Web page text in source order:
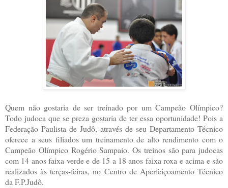
Quem não gostaria de ser treinado por um Campeão Olímpico?
Todo judoca que se preza gostaria de ter essa oportunidade! Pois a
Federação Paulista de Judô, através de seu Departamento Técnico
oferece a seus filiados um treinamento de alto rendimento com o
Campeão Olímpico Rogério Sampaio. Os treinos são para judocas
com 14 anos faixa verde e de 15 a 18 anos faixa roxa e acima e são
realizados às terças-feiras, no Centro de Aperfeiçoamento Técnico
da F.P.Judô.